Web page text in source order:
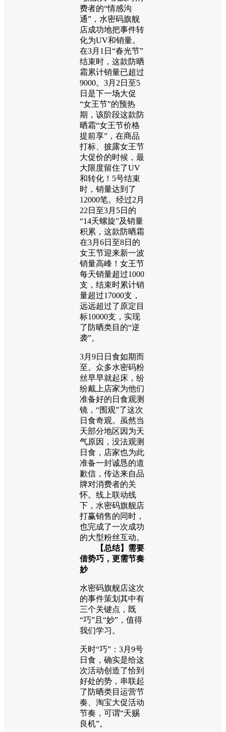
费者的“情感沟
通”，水密码旗舰
店成功地把事件转
化为UV和销量。
在3月1日“春光节”
结束时，这款防晒
霜累计销量已超过
9000。3月2日至5
日是下一场大促
“女王节”的预热
期，该阶段这款防
晒霜“女王节价格
提前享”，在商品
打标、披露女王节
大促价的时候，最
大限度留住了UV
和转化！5号结束
时，销量达到了
12000笔。经过2月
22日至3月5日的
“14天螺旋”及销量
积累，这款防晒霜
在3月6日至8日的
女王节迎来新一波
销量高峰！女王节
每天销量超过1000
支，结束时累计销
量超过17000支，
远远超过了原定目
标10000支，实现
了防晒类目的“逆
袭”。
3月9日日食如期而
至。众多水密码粉
丝早早就起床，纷
纷戴上店家为他们
准备好的日食观测
镜，“围观”了这次
日食奇观。虽然当
天部分地区因为天
气原因，没法观测
日食，店家也为此
准备一封诚恳的道
歉信，传达来自品
牌对消费者的关
怀。线上联动线
下，水密码旗舰店
打赢销售的同时，
也完成了一次成功
的大型粉丝互动。
【总结】需要
借势巧，更需节奏
妙
水密码旗舰店这次
的事件策划其中有
三个关键点，既
“巧”且“妙”，值得
我们学习。
天时“巧”：3月9号
日食，确实是给这
次活动创造了恰到
好处的势，串联起
了防晒类目运营节
奏、淘宝大促活动
节奏，可谓“天赐
良机”。